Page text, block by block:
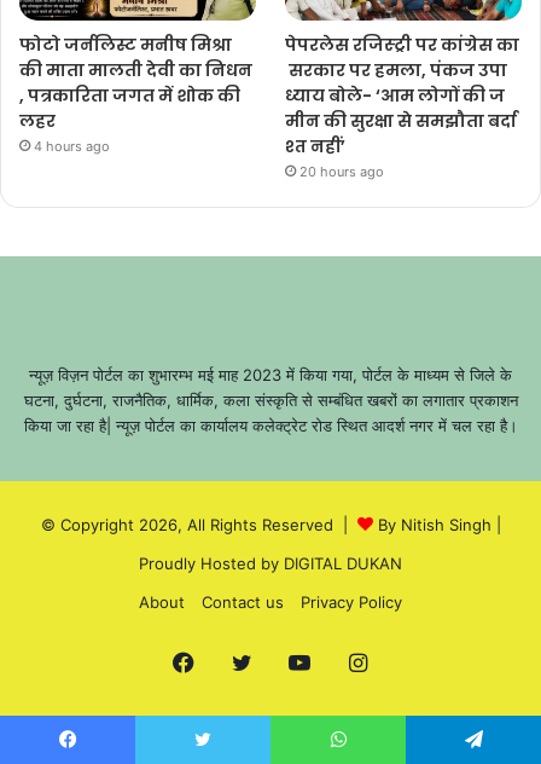
फोटो जर्नलिस्ट मनीष मिश्रा
की माता मालती देवी का निधन
, पत्रकारिता जगत में शोक की
लहर
4 hours ago
पेपरलेस रजिस्ट्री पर कांग्रेस का
सरकार पर हमला, पंकज उपा
ध्याय बोले- ‘आम लोगों की ज
मीन की सुरक्षा से समझौता बर्दा
श्त नहीं’
20 hours ago
न्यूज़ विज़न पोर्टल का शुभारम्भ मई माह 2023 में किया गया, पोर्टल के माध्यम से जिले के
घटना, दुर्घटना, राजनैतिक, धार्मिक, कला संस्कृति से सम्बंधित खबरों का लगातार प्रकाशन
किया जा रहा है| न्यूज़ पोर्टल का कार्यालय कलेक्ट्रेट रोड स्थित आदर्श नगर में चल रहा है।
© Copyright 2026, All Rights Reserved | By Nitish Singh
Proudly Hosted by DIGITAL DUKAN
About
Contact us Privacy Policy
Facebook
Twitter YouTubeInstagram